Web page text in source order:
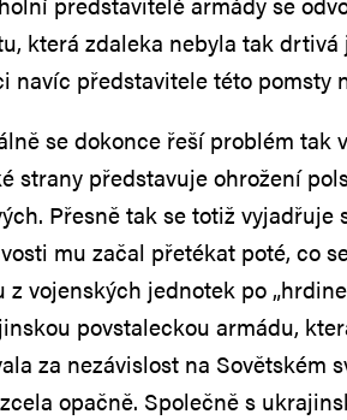
která zdaleka nebyla tak
navíc představitele této pomsty
se dokonce řeší problém tak
strany představuje ohrožení
Přesně tak se totiž vyjadřuje
mu začal přetékat poté, co
z vojenských jednotek po
povstaleckou armádu,
za nezávislost na Sovětském
opačně. Společně s